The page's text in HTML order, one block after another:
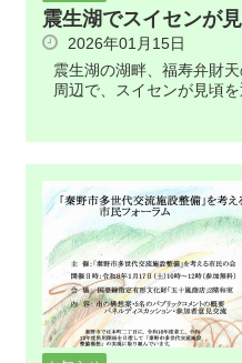
震生湖でスイセンが
2026年01月15日
震生湖の湖畔、福寿弁財
周辺で、スイセンが見頃